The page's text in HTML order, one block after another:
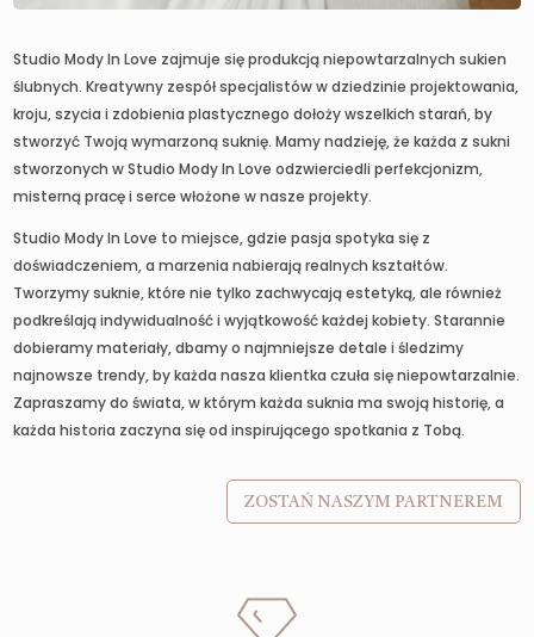
Studio Mody In Love zajmuje się produkcją niepowtarzalnych sukien
ślubnych. Kreatywny zespół specjalistów w dziedzinie projektowania,
kroju, szycia i zdobienia plastycznego dołoży wszelkich starań, by
stworzyć Twoją wymarzoną suknię. Mamy nadzieję, że każda z sukni
stworzonych w Studio Mody In Love odzwierciedli perfekcjonizm,
misterną pracę i serce włożone w nasze projekty.
Studio Mody In Love to miejsce, gdzie pasja spotyka się z
doświadczeniem, a marzenia nabierają realnych kształtów.
Tworzymy suknie, które nie tylko zachwycają estetyką, ale również
podkreślają indywidualność i wyjątkowość każdej kobiety. Starannie
dobieramy materiały, dbamy o najmniejsze detale i śledzimy
najnowsze trendy, by każda nasza klientka czuła się niepowtarzalnie.
Zapraszamy do świata, w którym każda suknia ma swoją historię, a
każda historia zaczyna się od inspirującego spotkania z Tobą.
ZOSTAŃ NASZYM PARTNEREM